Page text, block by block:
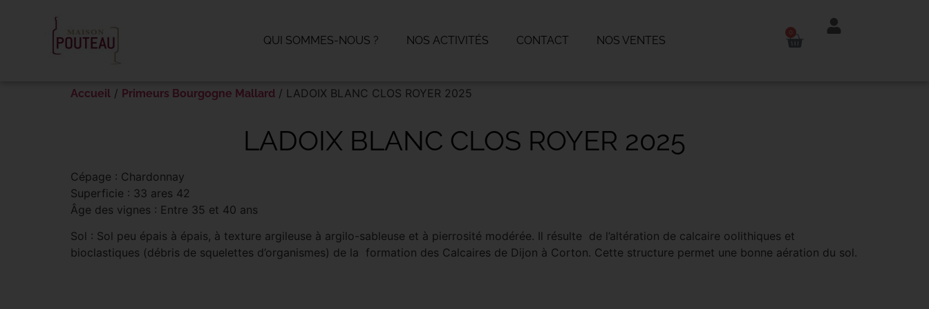
QUI SOMMES-NOUS ? NOS ACTIVITÉS CONTACT NOS VENTES
Accueil / Primeurs Bourgogne Mallard / LADOIX BLANC CLOS ROYER 2025
LADOIX BLANC CLOS ROYER 2025
Cépage : Chardonnay
Superficie : 33 ares 42
Âge des vignes : Entre 35 et 40 ans
Sol : Sol peu épais à épais, à texture argileuse à argilo-sableuse et à pierrosité modérée. Il résulte de l’altération de calcaire oolithiques et
bioclastiques (débris de squelettes d’organismes) de la formation des Calcaires de Dijon à Corton. Cette structure permet une bonne aération du sol.